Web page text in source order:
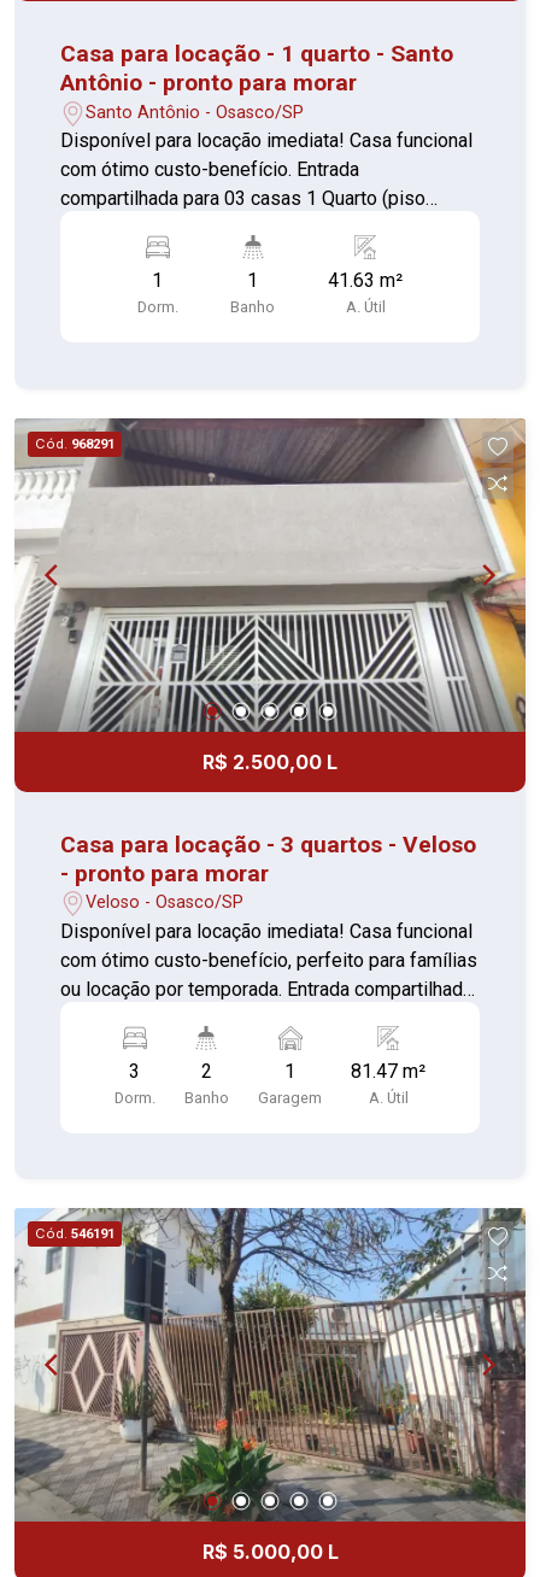
Casa para locação - 1 quarto - Santo
Antônio - pronto para morar
Santo Antônio - Osasco/SP
Disponível para locação imediata! Casa funcional
com ótimo custo-benefício. Entrada
compartilhada para 03 casas 1 Quarto (piso
cerâmica) Lavanderia separada (cimento)
Banheiro (piso cerâmica) Perto de comércios em
geral, banco, hospital, creches, escolas e ônibus
bom preço. Agende sua visita e confirme!
1
Dorm.
1
Banho
41.63 m²
A. Útil
Cód. 968291
R$ 2.500,00 L
Casa para locação - 3 quartos - Veloso
- pronto para morar
Veloso - Osasco/SP
Disponível para locação imediata! Casa funcional
com ótimo custo-benefício, perfeito para famílias
ou locação por temporada. Entrada compartilhada
(piso cerâmica) Sala confortável (piso cerâmica)
Cozinha (piso cerâmica) Lavanderia (piso
cerâmica) Banheiro com box (piso cerâmica) 01
comercio local. Perfeito para quem busca
praticidade e conforto com um bom preço.
Agende sua visita e confirme!
3
Dorm.
2
Banho
1
Garagem
81.47 m²
A. Útil
Cód. 546191
R$ 5.000,00 L